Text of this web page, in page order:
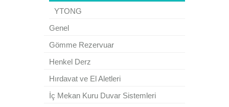
YTONG
Genel
Gömme Rezervuar
Henkel Derz
Hırdavat ve El Aletleri
İç Mekan Kuru Duvar Sistemleri